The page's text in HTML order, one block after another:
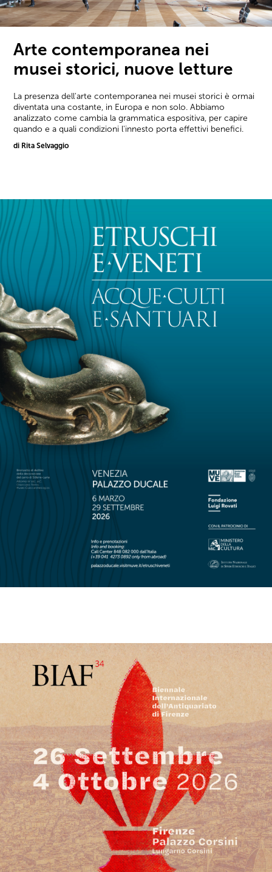
Arte contemporanea nei
musei storici, nuove letture
La presenza dell'arte contemporanea nei musei storici è ormai
diventata una costante, in Europa e non solo. Abbiamo
analizzato come cambia la grammatica espositiva, per capire
quando e a quali condizioni l'innesto porta effettivi benefici.
di Rita Selvaggio